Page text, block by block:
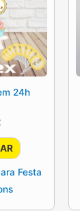
24h
Festa